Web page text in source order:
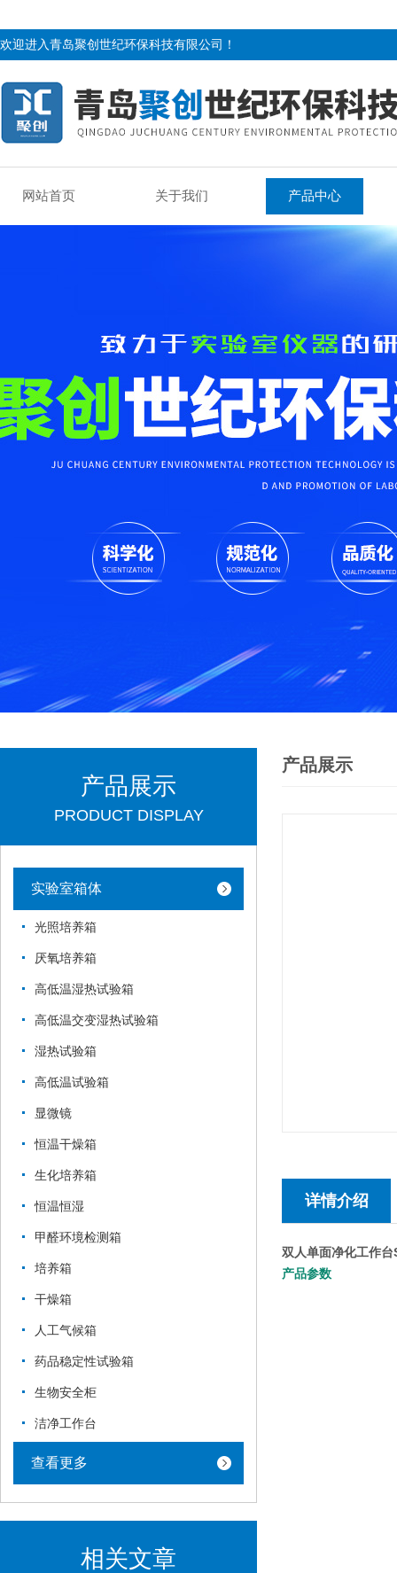
欢迎进入青岛聚创世纪环保科技有限公司！
网站首页 关于我们 产品中心
产品展示
PRODUCT DISPLAY
实验室箱体
光照培养箱
厌氧培养箱
高低温湿热试验箱
高低温交变湿热试验箱
湿热试验箱
高低温试验箱
显微镜
恒温干燥箱
生化培养箱
恒温恒湿
甲醛环境检测箱
培养箱
干燥箱
人工气候箱
药品稳定性试验箱
生物安全柜
洁净工作台
查看更多
相关文章
产品展示
详情介绍
双人单面净化工作
产品参数